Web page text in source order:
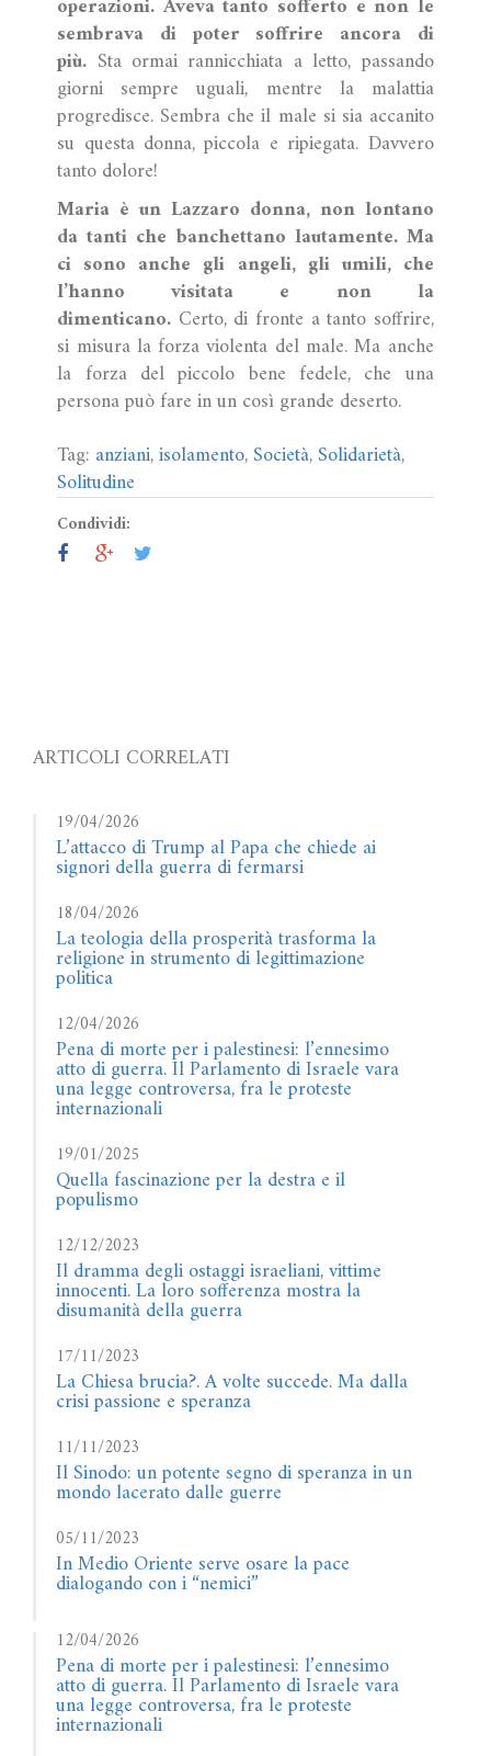
operazioni. Aveva tanto sofferto e non le
sembrava di poter soffrire ancora di
più. Sta ormai rannicchiata a letto, passando
giorni sempre uguali, mentre la malattia
progredisce. Sembra che il male si sia accanito
su questa donna, piccola e ripiegata. Davvero
tanto dolore!
Maria è un Lazzaro donna, non lontano
da tanti che banchettano lautamente. Ma
ci sono anche gli angeli, gli umili, che
l’hanno visitata e non la
dimenticano. Certo, di fronte a tanto soffrire,
si misura la forza violenta del male. Ma anche
la forza del piccolo bene fedele, che una
persona può fare in un così grande deserto.
Tag: anziani,isolamento,Società,Solidarietà,
Solitudine
Condividi:
ARTICOLI CORRELATI
19/04/2026
L’attacco di Trump al Papa che chiede ai
signori della guerra di fermarsi
18/04/2026
La teologia della prosperità trasforma la
religione in strumento di legittimazione
politica
12/04/2026
Pena di morte per i palestinesi: l’ennesimo
atto di guerra. Il Parlamento di Israele vara
una legge controversa, fra le proteste
internazionali
19/01/2025
Quella fascinazione per la destra e il
populismo
12/12/2023
Il dramma degli ostaggi israeliani, vittime
innocenti. La loro sofferenza mostra la
disumanità della guerra
17/11/2023
La Chiesa brucia?. A volte succede. Ma dalla
crisi passione e speranza
11/11/2023
Il Sinodo: un potente segno di speranza in un
mondo lacerato dalle guerre
05/11/2023
In Medio Oriente serve osare la pace
dialogando con i “nemici”
12/04/2026
Pena di morte per i palestinesi: l’ennesimo
atto di guerra. Il Parlamento di Israele vara
una legge controversa, fra le proteste
internazionali